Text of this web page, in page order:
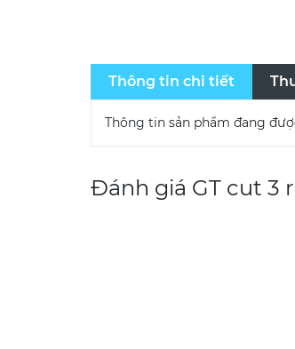
Thông tin chi tiết
Thông tin sản phẩm đang
Đánh giá GT cut 3